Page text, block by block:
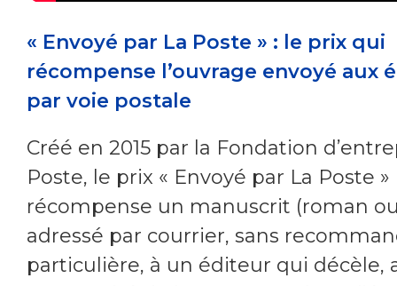
« Envoyé par La Poste » : le prix qui
récompense l’ouvrage envoyé aux
par voie postale
Créé en 2015 par la Fondation
Poste, le prix « Envoyé par La Poste »
récompense un manuscrit (roman
adressé par courrier, sans
particulière, à un éditeur qui décèle,